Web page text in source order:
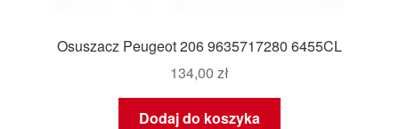
Osuszacz Peugeot 206 9635717280 6455CL
134,00 zł
Dodaj do koszyka